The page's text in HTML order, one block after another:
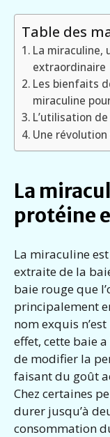
Table des
La miraculine,
extraordinaire
Les bienfaits
miraculine
L’utilisation
Une révolution
La
protéine
La miraculine
extraite de la
baie rouge que
principalement
nom exquis
effet, cette baie
de modifier la
faisant du goût
Chez certaines
durer jusqu’à
consommation